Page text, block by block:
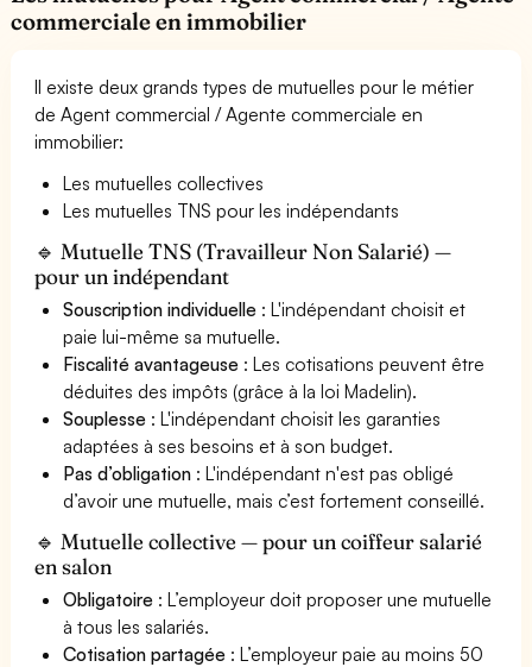
commerciale en immobilier
Il existe deux grands types de mutuelles pour le métier
de Agent commercial / Agente commerciale en
immobilier:
Les mutuelles collectives
Les mutuelles TNS pour les indépendants
🔹 Mutuelle TNS (Travailleur Non Salarié) —
pour un indépendant
Souscription individuelle : L'indépendant choisit et
paie lui-même sa mutuelle.
Fiscalité avantageuse : Les cotisations peuvent être
déduites des impôts (grâce à la loi Madelin).
Souplesse : L'indépendant choisit les garanties
adaptées à ses besoins et à son budget.
Pas d’obligation : L'indépendant n'est pas obligé
d’avoir une mutuelle, mais c’est fortement conseillé.
🔹 Mutuelle collective — pour un coiffeur salarié
en salon
Obligatoire : L’employeur doit proposer une mutuelle
à tous les salariés.
Cotisation partagée : L’employeur paie au moins 50